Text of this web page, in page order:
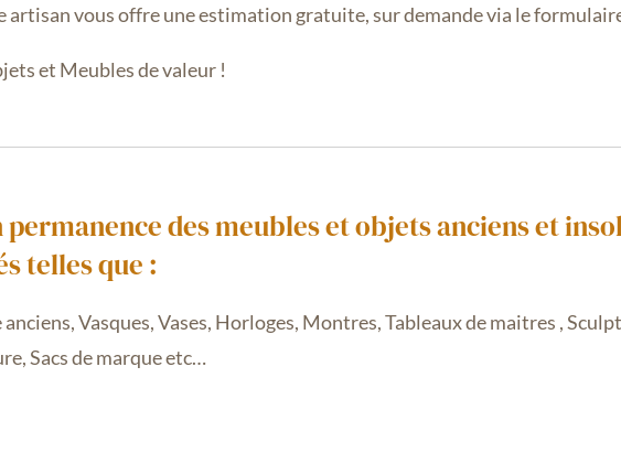
artisan vous offre une estimation gratuite, sur demande via le
et Meubles de valeur !
des meubles et objets anciens et
telles que :
Vasques, Vases, Horloges, Montres, Tableaux de maitres ,
Sacs de marque etc…